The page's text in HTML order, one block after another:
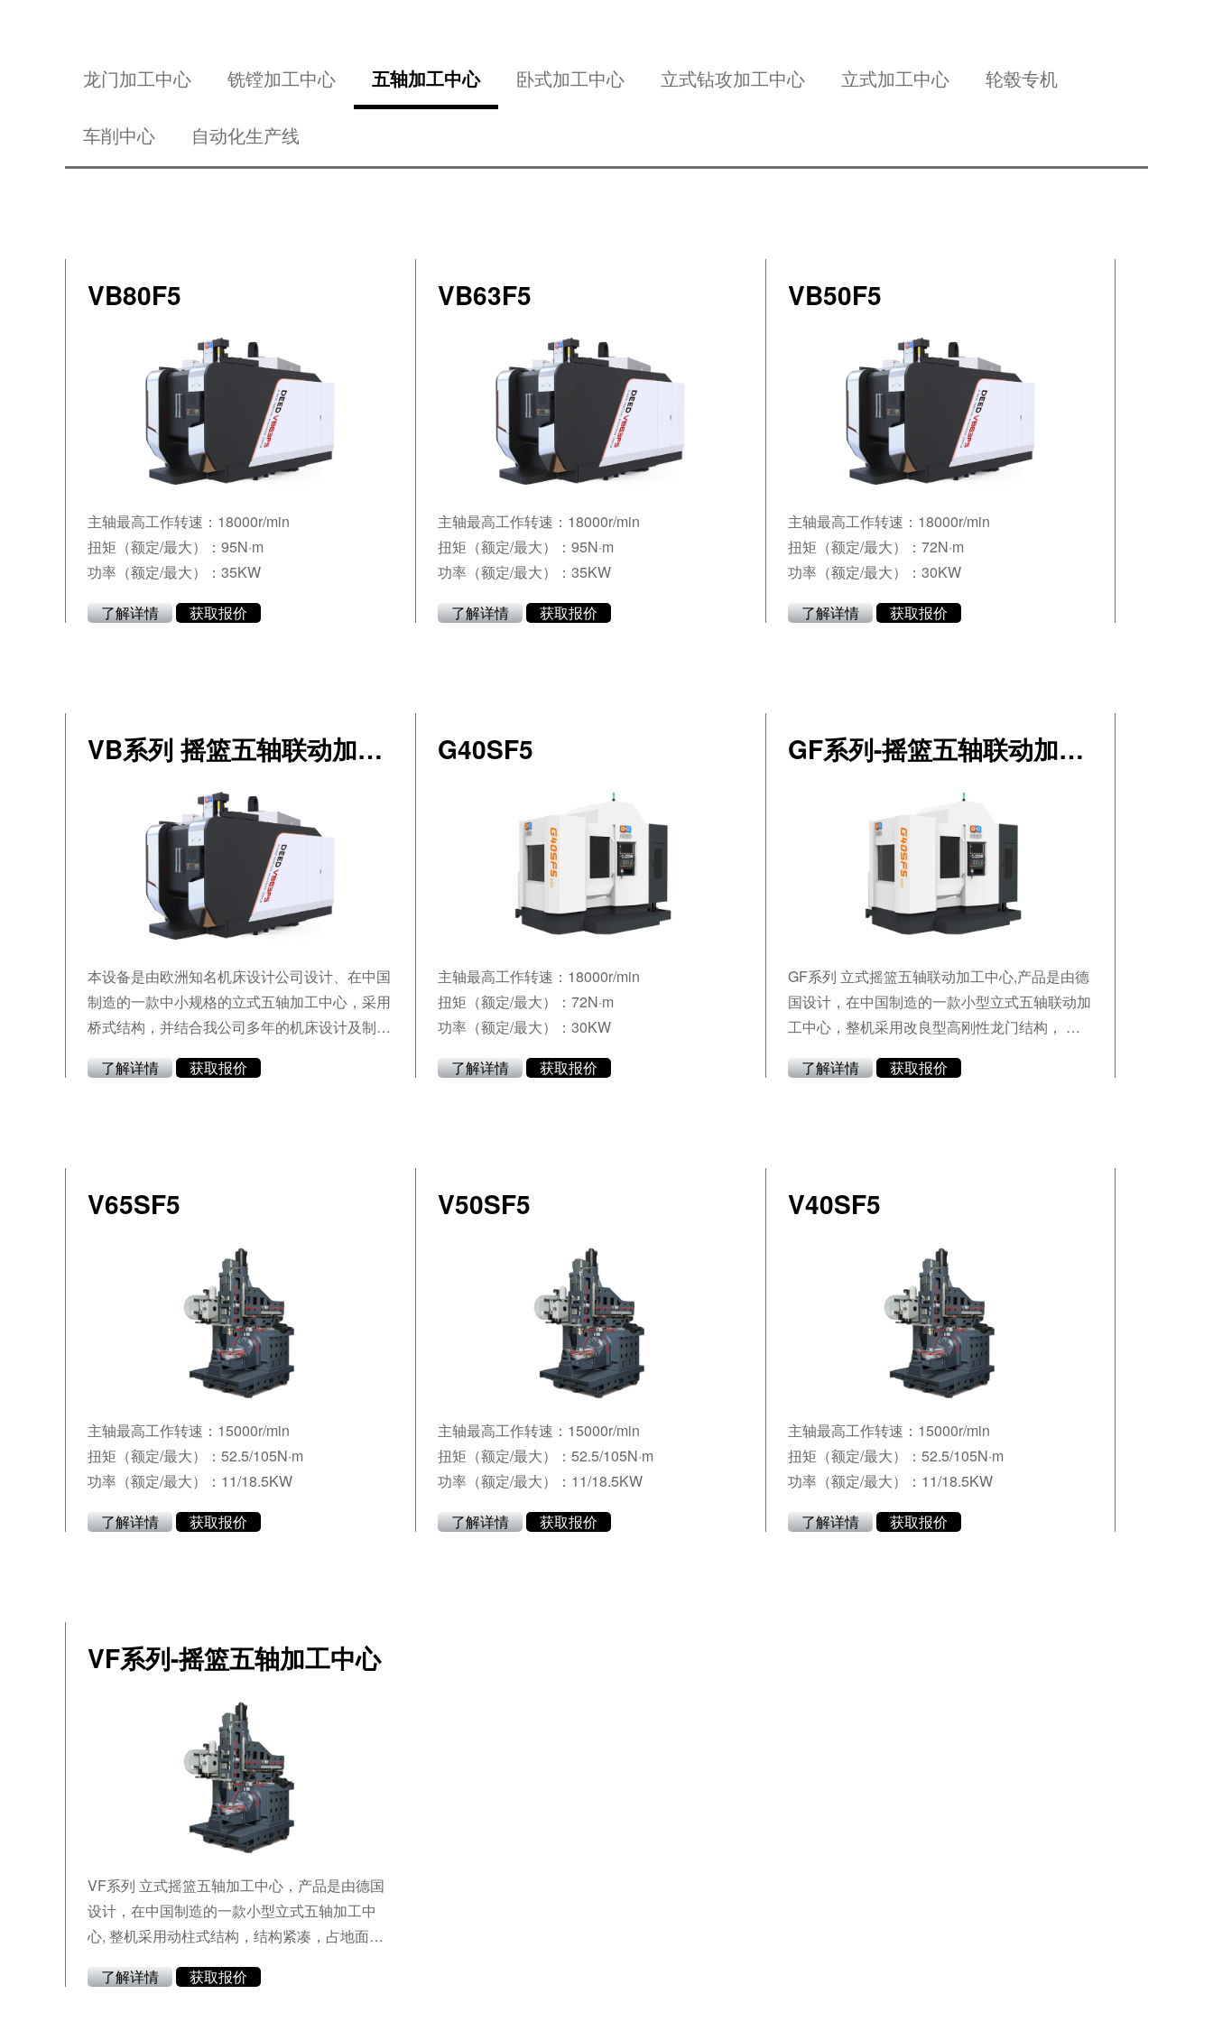
龙门加工中心 铣镗加工中心 五轴加工中心 卧式加工中心 立式钻攻加工中心 立式加工中心 轮毂专机
车削中心 自动化生产线
VB80F5
主轴最高工作转速：18000r/min
扭矩（额定/最大）：95N·m
功率（额定/最大）：35KW
了解详情
获取报价
VB63F5
主轴最高工作转速：18000r/min
扭矩（额定/最大）：95N·m
功率（额定/最大）：35KW
了解详情
获取报价
VB50F5
主轴最高工作转速：18000r/min
扭矩（额定/最大）：72N·m
功率（额定/最大）：30KW
了解详情
获取报价
VB系列 摇篮五轴联动加工中心
本设备是由欧洲知名机床设计公司设计、在中国
制造的一款中小规格的立式五轴加工中心，采用
桥式结构，并结合我公司多年的机床设计及制造
新一代高速、高精度产品。可广泛适用于叶片、
了解详情 获取报价
G40SF5
主轴最高工作转速：18000r/min
扭矩（额定/最大）：72N·m
功率（额定/最大）：30KW
了解详情
获取报价
GF系列-摇篮五轴联动加工中心
GF系列 立式摇篮五轴联动加工中心,产品是由德
国设计，在中国制造的一款小型立式五轴联动加
工中心，整机采用改良型高刚性龙门结构， 克
了解详情 获取报价
V65SF5
主轴最高工作转速：15000r/min
扭矩（额定/最大）：52.5/105N·m
功率（额定/最大）：11/18.5KW
了解详情
获取报价
V50SF5
主轴最高工作转速：15000r/min
扭矩（额定/最大）：52.5/105N·m
功率（额定/最大）：11/18.5KW
了解详情
获取报价
V40SF5
主轴最高工作转速：15000r/min
扭矩（额定/最大）：52.5/105N·m
功率（额定/最大）：11/18.5KW
了解详情
获取报价
VF系列-摇篮五轴加工中心
VF系列 立式摇篮五轴加工中心，产品是由德国
设计，在中国制造的一款小型立式五轴加工中
心, 整机采用动柱式结构，结构紧凑，占地面积
精度要求高的零件加工领域。适用于模具、零
了解详情 获取报价